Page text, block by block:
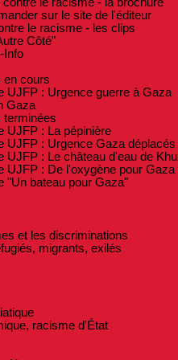
sur le site de l'éditeur
le racisme - les clips
Côté"
Info
en cours
UJFP : Urgence guerre à Gaza
Gaza
terminées
UJFP : La pépinière
UJFP : Urgence Gaza déplacés
UJFP : Le château d'eau de
UJFP : De l'oxygène pour Gaza
"Un bateau pour Gaza"
et les discriminations
migrants, exilés
racisme d'État